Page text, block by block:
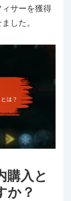
サーを獲得
した。
購入と
か？